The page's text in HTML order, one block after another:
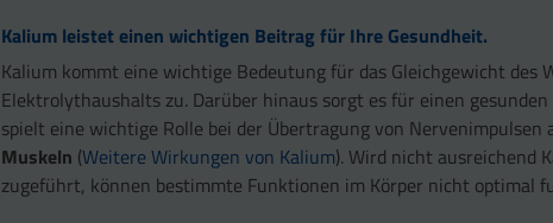
Kalium leistet einen wichtigen Beitrag für Ihre Gesundheit.
Kalium kommt eine wichtige Bedeutung für das Gleichgewicht des
Elektrolythaushalts zu. Darüber hinaus sorgt es für einen gesunden
spielt eine wichtige Rolle bei der Übertragung von Nervenimpulsen
Muskeln (Weitere Wirkungen von Kalium). Wird nicht ausreichend
zugeführt, können bestimmte Funktionen im Körper nicht optimal